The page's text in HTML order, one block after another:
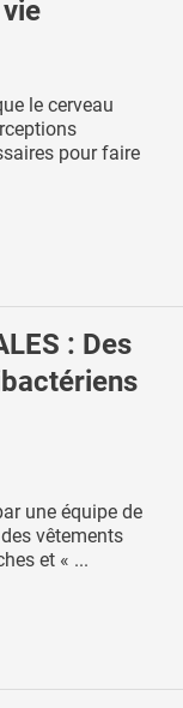
le cerveau
pour faire
: Des
une équipe de
vêtements
et « ...